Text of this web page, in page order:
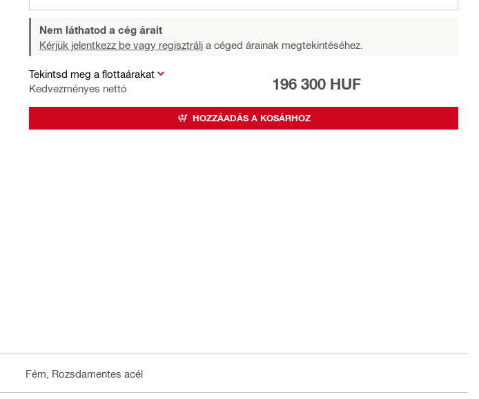
Nem láthatod a cég árait
Kérjük jelentkezz be vagy regisztrálj a céged árainak megtekintéséhez.
Tekintsd meg a flottaárakat
Kedvezményes nettó
196 300 HUF
HOZZÁADÁS A KOSÁRHOZ
Fém, Rozsdamentes acél